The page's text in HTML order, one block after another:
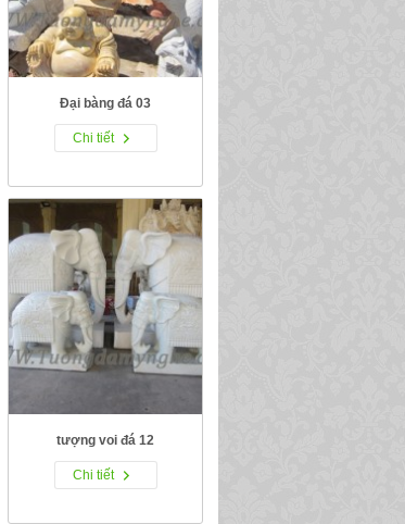
Đại bàng đá 03
Chi tiết
tượng voi đá 12
Chi tiết